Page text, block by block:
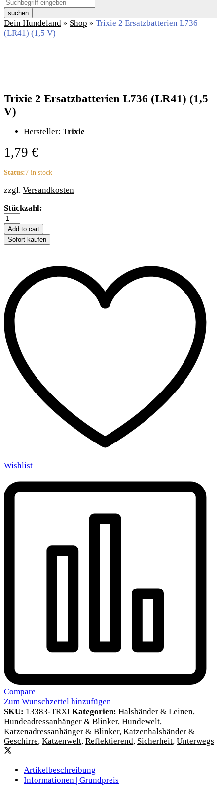
suchen
Dein Hundeland » Shop » Trixie 2 Ersatzbatterien L736
(LR41) (1,5 V)
Trixie 2 Ersatzbatterien L736 (LR41) (1,5
V)
Hersteller: Trixie
1,79 €
Status:7 in stock
zzgl. Versandkosten
Trixie
2
Ersatzbatterien
L736
(LR41)
quantity
Stückzahl:
Add to cart
Sofort kaufen
Wishlist
Compare
Zum Wunschzettel hinzufügen
SKU: 13383-TRXI Kategorien: Halsbänder & Leinen,
Hundeadressanhänger & Blinker, Hundewelt,
Katzenadressanhänger & Blinker, Katzenhalsbänder &
Geschirre, Katzenwelt, Reflektierend, Sicherheit, Unterwegs
Artikelbeschreibung
Informationen | Grundpreis